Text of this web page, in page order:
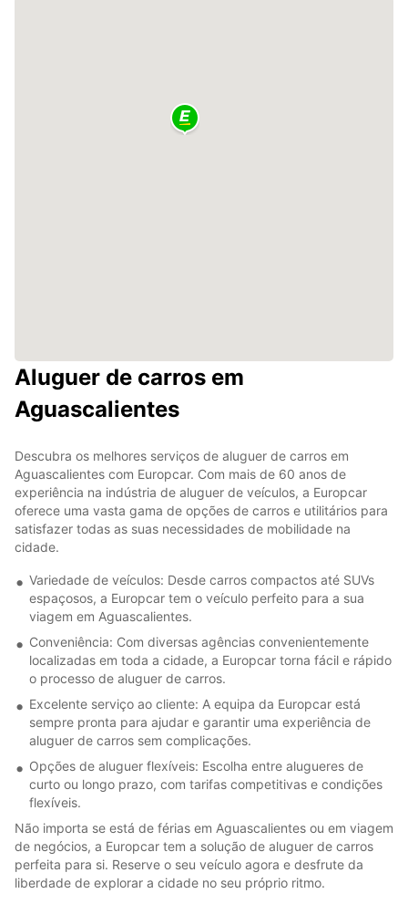
Aluguer de carros em
Aguascalientes
Descubra os melhores serviços de aluguer de carros em
Aguascalientes com Europcar. Com mais de 60 anos de
experiência na indústria de aluguer de veículos, a Europcar
oferece uma vasta gama de opções de carros e utilitários para
satisfazer todas as suas necessidades de mobilidade na
cidade.
Variedade de veículos: Desde carros compactos até SUVs
espaçosos, a Europcar tem o veículo perfeito para a sua
viagem em Aguascalientes.
Conveniência: Com diversas agências convenientemente
localizadas em toda a cidade, a Europcar torna fácil e rápido
o processo de aluguer de carros.
Excelente serviço ao cliente: A equipa da Europcar está
sempre pronta para ajudar e garantir uma experiência de
aluguer de carros sem complicações.
Opções de aluguer flexíveis: Escolha entre alugueres de
curto ou longo prazo, com tarifas competitivas e condições
flexíveis.
Não importa se está de férias em Aguascalientes ou em viagem
de negócios, a Europcar tem a solução de aluguer de carros
perfeita para si. Reserve o seu veículo agora e desfrute da
liberdade de explorar a cidade no seu próprio ritmo.